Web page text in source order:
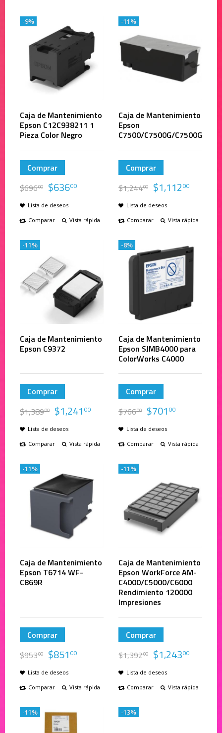
Caja de Mantenimiento
Epson C12C938211 1
Pieza Color Negro
Comprar
$69600 $63600
Lista de deseos
Comparar
Vista rápida
-9%
Caja de Mantenimiento
Epson
C7500/C7500G/C7500G
Comprar
$1,24400 $1,11200
Lista de deseos
Comparar
Vista rápida
-11%
Caja de Mantenimiento
Epson C9372
Comprar
$1,38900 $1,241 00
Lista de deseos
Comparar
Vista rápida
-11%
Caja de Mantenimiento
Epson SJMB4000 para
ColorWorks C4000
Comprar
$76600 $701 00
Lista de deseos
Comparar
Vista rápida
-8%
Caja de Mantenimiento
Epson T6714 WF-
C869R
Comprar
$95300 $851 00
Lista de deseos
Comparar
Vista rápida
-11%
Caja de Mantenimiento
Epson WorkForce AM-
C4000/C5000/C6000
Rendimiento 120000
Impresiones
Comprar
$1,39200 $1,24300
Lista de deseos
Comparar
Vista rápida
-11%
-11% -13%